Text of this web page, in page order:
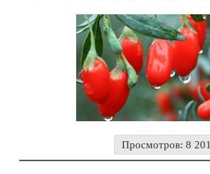
Просмотров: 8 201